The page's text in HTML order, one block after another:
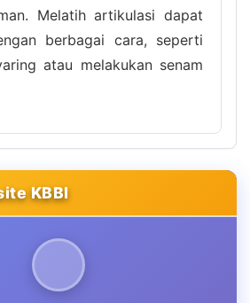
Melatih artikulasi dapat
berbagai cara, seperti
atau melakukan senam
KBBI